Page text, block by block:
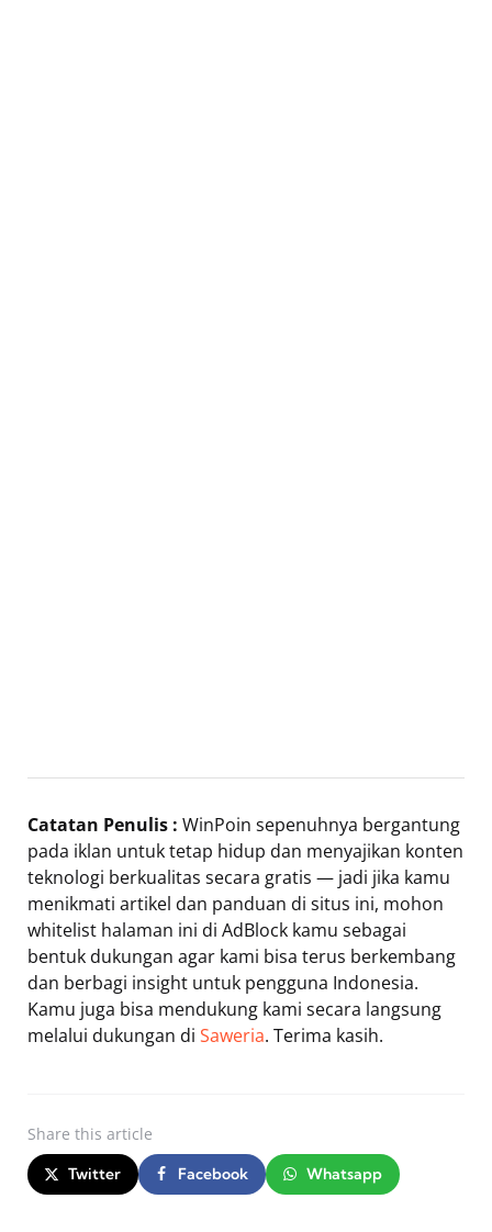
Catatan Penulis : WinPoin sepenuhnya bergantung
pada iklan untuk tetap hidup dan menyajikan konten
teknologi berkualitas secara gratis — jadi jika kamu
menikmati artikel dan panduan di situs ini, mohon
whitelist halaman ini di AdBlock kamu sebagai
bentuk dukungan agar kami bisa terus berkembang
dan berbagi insight untuk pengguna Indonesia.
Kamu juga bisa mendukung kami secara langsung
melalui dukungan di Saweria. Terima kasih.
Share this article
Twitter Facebook Whatsapp